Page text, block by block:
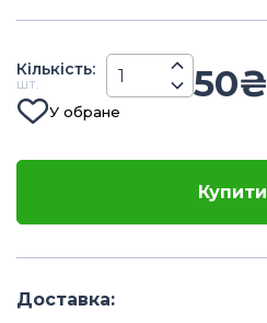
Кiлькiсть:
шт. 50₴
У обране
Купити
Доставка: